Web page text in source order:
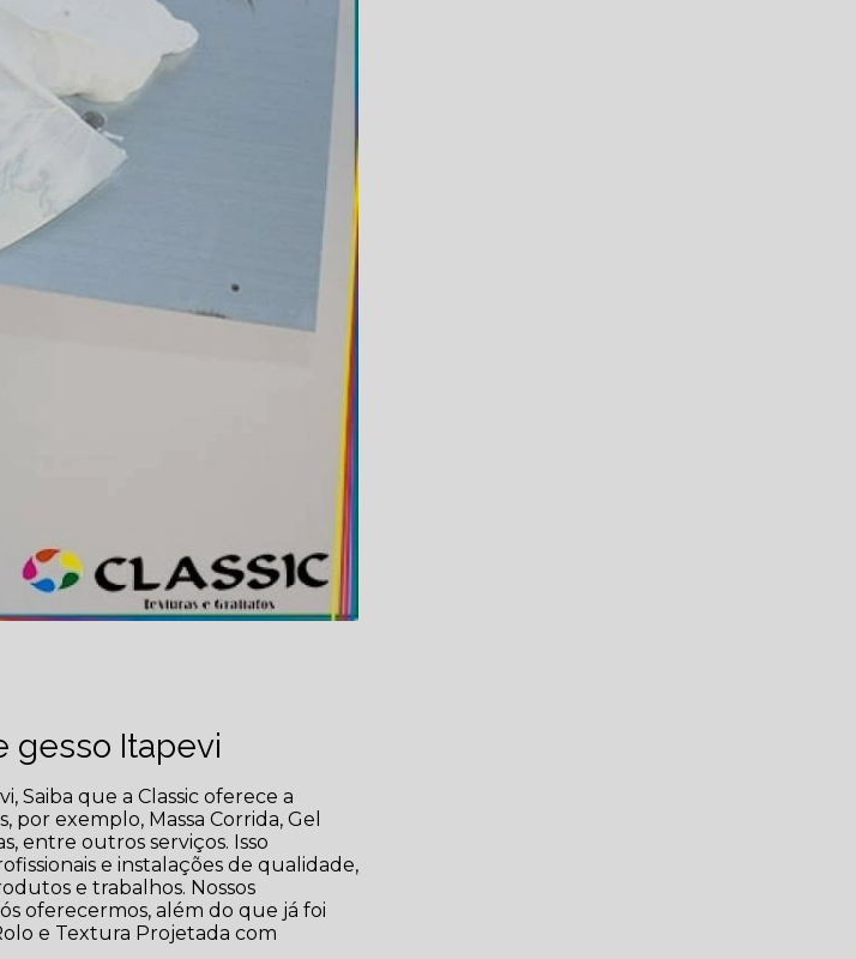
gesso Itapevi
Saiba que a Classic oferece a
exemplo, Massa Corrida, Gel
entre outros serviços. Isso
e instalações de qualidade,
e trabalhos. Nossos
oferecermos, além do que já foi
e Textura Projetada com